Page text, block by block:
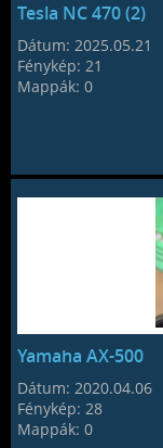
Tesla NC 470 (2)
Dátum:2025.05.21
Fénykép:21
Mappák:0
Yamaha AX-500
Dátum: 2020.04.06
Fénykép: 28
Mappák:0